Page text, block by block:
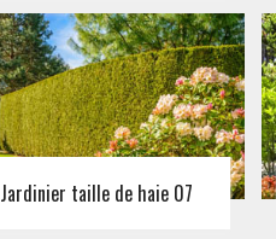
Jardinier taille de haie 07